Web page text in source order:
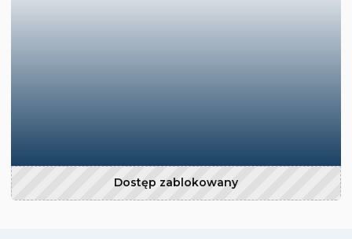
Dostęp zablokowany